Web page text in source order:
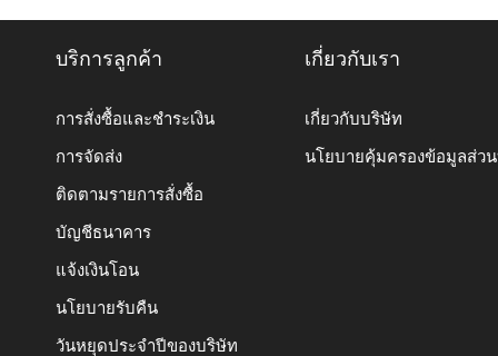
บริการลูกค้า
การสั่งซื้อและชำระเงิน
การจัดส่ง
ติดตามรายการสั่งซื้อ
บัญชีธนาคาร
แจ้งเงินโอน
นโยบายรับคืน
วันหยุดประจำปีของบริษัท
เกี่ยวกับเรา
เกี่ยวกับบริษัท
นโยบายคุ้มครองข้อมูลส่ว